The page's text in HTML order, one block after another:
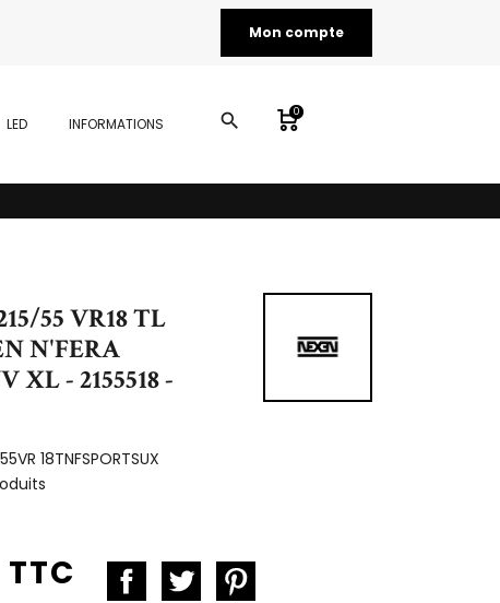
Mon compte
LED INFORMATIONS search 0
55 VR18 TL
N'FERA
XL - 2155518 -
18TNFSPORTSUX